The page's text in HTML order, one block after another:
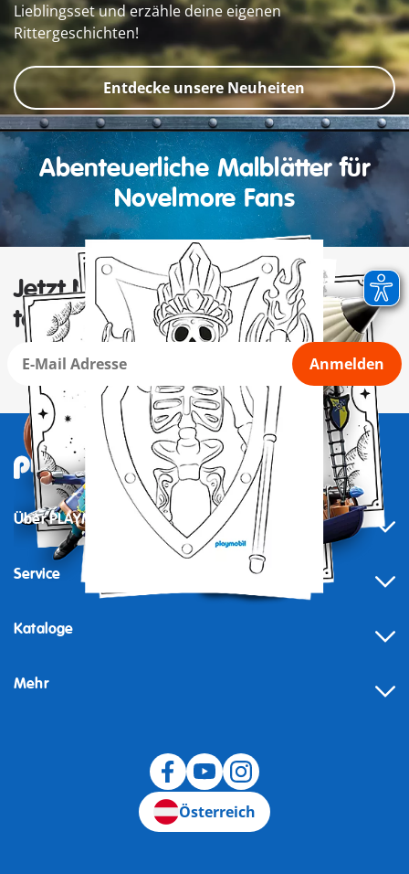
Lieblingsset und erzähle deine eigenen
Rittergeschichten!
Entdecke unsere Neuheiten
Abenteuerliche Malblätter für
Novelmore Fans
Jetzt Newsletter abonnieren und
tolle Vorteile sichern
Anmelden
Über PLAYMOBIL
Service
Kataloge
Mehr
Österreich